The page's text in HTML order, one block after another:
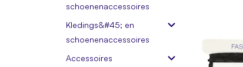
schoenenaccessoires
Kledings&#45; en
schoenenaccessoires
Accessoires